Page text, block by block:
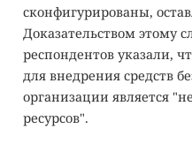
сконфигурированы,
Доказательством этому
респондентов указали,
для внедрения средств
организации является
ресурсов".